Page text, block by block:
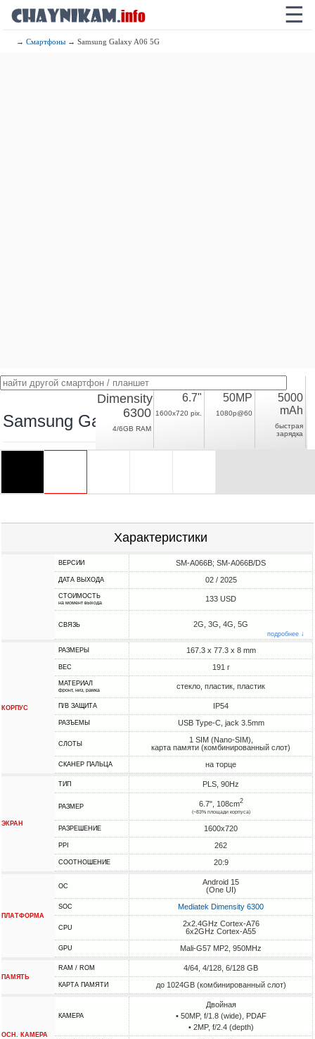
☰
→Смартфоны → Samsung Galaxy A06 5G
Samsung Galaxy A06 5G
Dimensity
6300
4/6GB RAM
6.7"
1600x720 pix.
50MP
1080p@60
5000
mAh
быстрая
зарядка
Характеристики
ВЕРСИИ SM-A066B; SM-A066B/DS
ДАТА ВЫХОДА 02 / 2025
СТОИМОСТЬ
на момент выхода 133 USD
СВЯЗЬ 2G, 3G, 4G, 5G
подробнее ↓
КОРПУС
РАЗМЕРЫ 167.3 x 77.3 x 8 mm
ВЕС 191 г
МАТЕРИАЛ
фронт, низ, рамка стекло, пластик, пластик
П/В ЗАЩИТА IP54
РАЗЪЕМЫ USB Type-C, jack 3.5mm
СЛОТЫ
1 SIM (Nano-SIM),
карта памяти (комбинированный слот)
СКАНЕР ПАЛЬЦА на торце
ЭКРАН
ТИП PLS, 90Hz
РАЗМЕР 6.7", 108cm2
(~83% площади корпуса)
РАЗРЕШЕНИЕ 1600x720
PPI 262
СООТНОШЕНИЕ 20:9
ПЛАТФОРМА
ОС
Android 15
(One UI)
SOC Mediatek Dimensity 6300
CPU
2x2.4GHz Cortex-A76
6x2GHz Cortex-A55
GPU Mali-G57 MP2, 950MHz
ПАМЯТЬ
RAM / ROM 4/64, 4/128, 6/128 GB
КАРТА ПАМЯТИ до 1024GB (комбинированный слот)
ОСН. КАМЕРА
КАМЕРА
Двойная
• 50MP, f/1.8 (wide), PDAF
• 2MP, f/2.4 (depth)